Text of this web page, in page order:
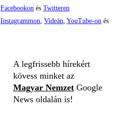
Facebookon és Twitteren
Instagrammon, Videán, YouTube-on és
A legfrissebb hírekért
kövess minket az
Magyar Nemzet Google
News oldalán is!